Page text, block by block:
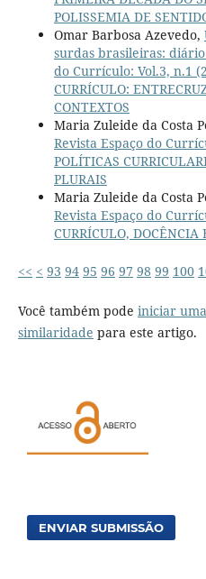
POLISSEMIA DE
Omar Barbosa Azevedo,
surdas brasileiras:
do Currículo: Vol.3, n.1
CURRÍCULO:
CONTEXTOS
Maria Zuleide da Costa
Revista Espaço do
POLÍTICAS
PLURAIS
Maria Zuleide da Costa
Revista Espaço do
CURRÍCULO, DOCÊNCIA
<< < 93 94 95 96 97 98 99 100
Você também pode iniciar
similaridade para este artigo.
ENVIAR SUBMISSÃO